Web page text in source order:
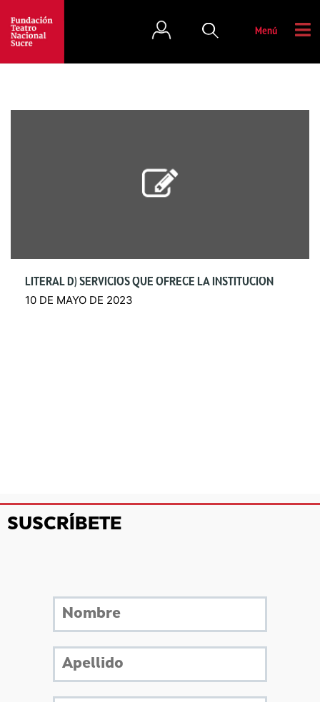
Menú
LITERAL D) SERVICIOS QUE OFRECE LA INSTITUCIÓN
10 DE MAYO DE 2023
SUSCRÍBETE